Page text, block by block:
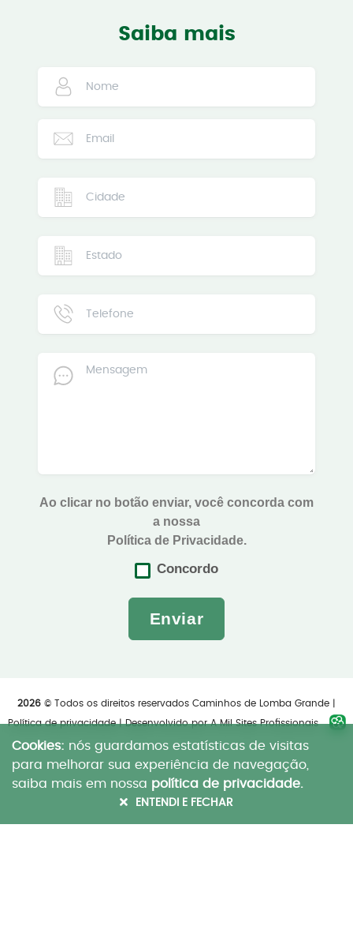
Saiba mais
Ao clicar no botão enviar, você concorda com
a nossa
Política de Privacidade.
Concordo
Enviar
2026 © Todos os direitos reservados Caminhos de Lomba Grande |
Política de privacidade| Desenvolvido porA Mil Sites Profissionais
Cookies: nós guardamos estatísticas de visitas
para melhorar sua experiência de navegação,
saiba mais em nossa política de privacidade.
ENTENDI E FECHAR